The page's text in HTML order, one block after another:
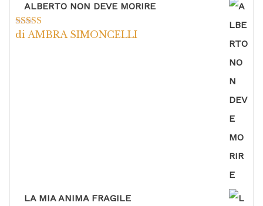
ALBERTO NON DEVE MORIRE
Valutato5su
di AMBRA SIMONCELLI
LA MIA ANIMA FRAGILE